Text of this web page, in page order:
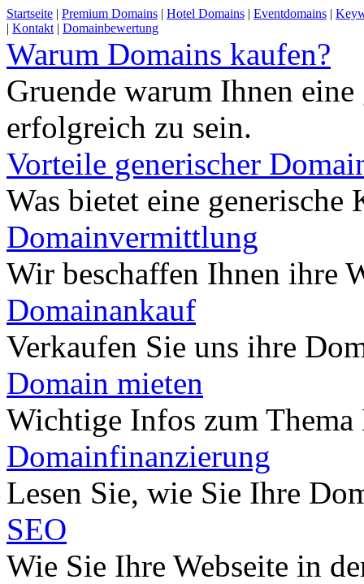
Startseite | Premium Domains | Hotel Domains | Eventdomains |
| Kontakt | Domainbewertung
Warum Domains kaufen?
Gruende warum Ihnen
erfolgreich zu sein.
Vorteile generischer
Was bietet eine
Domainvermittlung
Wir beschaffen Ihnen ihre
Domainankauf
Verkaufen Sie uns ihre
Domain mieten
Wichtige Infos zum
Domainfinanzierung
Lesen Sie, wie Sie Ihre
SEO
Wie Sie Ihre Webseite in